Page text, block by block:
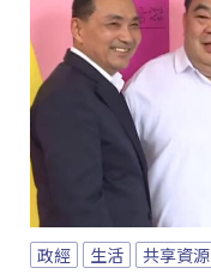
政經 生活 共享資源